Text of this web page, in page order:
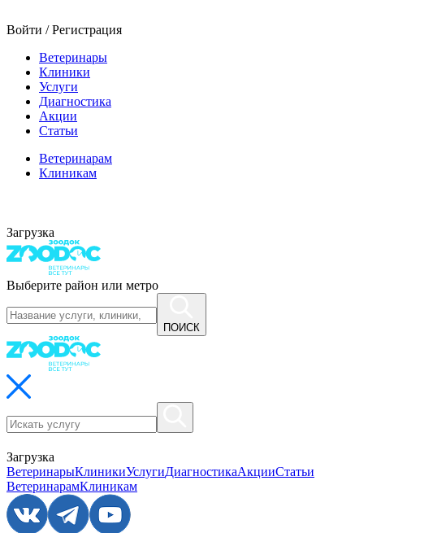
Войти / Регистрация
Ветеринары
Клиники
Услуги
Диагностика
Акции
Статьи
Ветеринарам
Клиникам
Загрузка
Выберите район или метро
ПОИСК
Загрузка
ВетеринарыКлиникиУслугиДиагностикаАкцииСтатьи
ВетеринарамКлиникам